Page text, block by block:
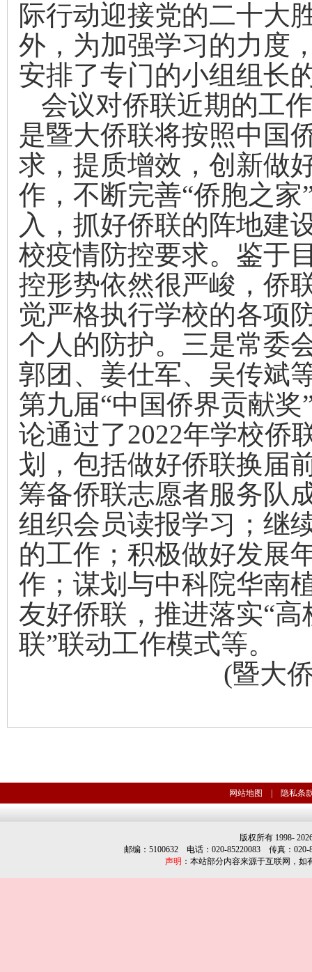
际行动迎接党的二十大
外，为加强学习的力度
安排了专门的小组组长
会议对侨联近期的工
是暨大侨联将按照中国
求，提质增效，创新做
作，不断完善“侨胞之家
入，抓好侨联的阵地建
校疫情防控要求。 鉴于
控形势依然很严峻， 侨
觉严格执行学校的各项
个人的防护。 三是常委
郭团、姜仕军、吴传斌
第九届“中国侨界贡献奖
论通过了2022年学校侨
划，包括做好侨联换届
筹备侨联志愿者服务队
组织会员读报学习；继
的工作；积极做好发展
作；谋划与中科院华南
友好侨联，推进落实“高
联”联动工作模式等。
(暨大
网站地图 隐私条
版权所有 1998-
邮编：5100632 电话：020-85220083 传真：
声明 ：本站部分内容来源于互联网，如